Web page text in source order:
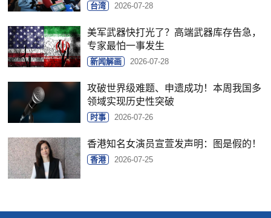
台湾 2026-07-28
美军武器快打光了？高端武器库存告急，
专家最怕一事发生
新闻解画 2026-07-28
攻破世界级难题、申遗成功！本周我国多
领域实现历史性突破
时事 2026-07-26
香港知名女演员宣萱发声明：图是假的！
香港 2026-07-25